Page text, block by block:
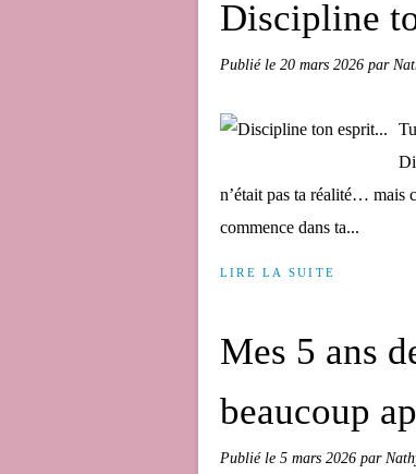
Discipline
Publié le 20 mars 2026 par
n’était pas ta réalité… mais
commence dans ta...
LIRE LA SUITE
Mes 5 ans
beaucoup
Publié le 5 mars 2026 par